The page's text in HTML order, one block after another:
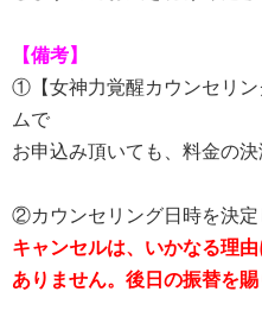
【備考】
①【女神力覚醒カウンセリ
ムで
お申込み頂いても、料金の決
②カウンセリング日時を決定
キャンセルは、いかなる理
ありません。後日の振替を賜